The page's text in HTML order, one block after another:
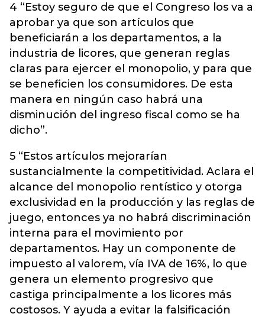
4 “Estoy seguro de que el Congreso los va a
aprobar ya que son artículos que
beneficiarán a los departamentos, a la
industria de licores, que generan reglas
claras para ejercer el monopolio, y para que
se beneficien los consumidores. De esta
manera en ningún caso habrá una
disminución del ingreso fiscal como se ha
dicho”.
5 “Estos artículos mejorarían
sustancialmente la competitividad. Aclara el
alcance del monopolio rentístico y otorga
exclusividad en la producción y las reglas de
juego, entonces ya no habrá discriminación
interna para el movimiento por
departamentos. Hay un componente de
impuesto al valorem, vía IVA de 16%, lo que
genera un elemento progresivo que
castiga principalmente a los licores más
costosos. Y ayuda a evitar la falsificación